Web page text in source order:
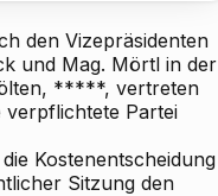
den Vizepräsidenten
und Mag. Mörtl in der
*****, vertreten
verpflichtete Partei
Kostenentscheidung
Sitzung den